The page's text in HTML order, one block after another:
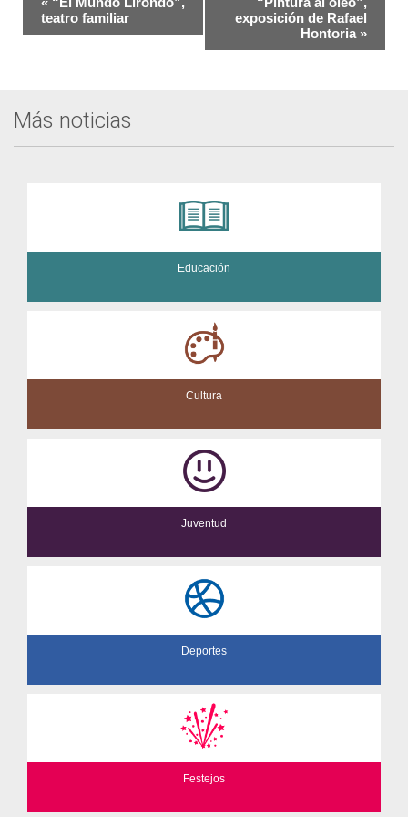
delteatro familiar
exposición de Rafael
Hontoria »
Más noticias
Educación
Cultura
Juventud
Deportes
Festejos